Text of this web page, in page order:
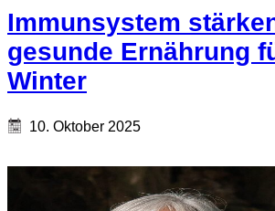
Immunsystem
gesunde Ernährung
Winter
10. Oktober 2025